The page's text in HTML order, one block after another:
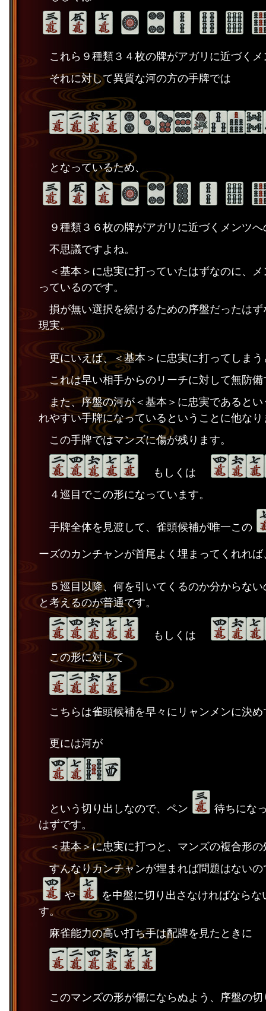
これら９種類３４枚の牌がアガリに近づく
それに対して異質な河の方の手牌では
となっているため、
９種類３６枚の牌がアガリに近づくメンツ
不思議ですよね。
＜基本＞に忠実に打っていたはずなのに、
っているのです。
損が無い選択を続けるための序盤だったは
現実。
更にいえば、＜基本＞に忠実に打ってしま
これは早い相手からのリーチに対して無防
また、序盤の河が＜基本＞に忠実であると
れやすい手牌になっているということに他なり
この手牌ではマンズに傷が残ります。
もしくは
４巡目でこの形になっています。
手牌全体を見渡して、雀頭候補が唯一この
ーズのカンチャンが首尾よく埋まってくれれば
５巡目以降、何を引いてくるのか分からな
と考えるのが普通です。
もしくは
この形に対して
こちらは雀頭候補を早々にリャンメンに決
更には河が
という切り出しなので、ペン
待ちにな
はずです。
＜基本＞に忠実に打つと、マンズの複合形
すんなりカンチャンが埋まれば問題はない
や
を中盤に切り出さなければなら
す。
麻雀能力の高い打ち手は配牌を見たときに
このマンズの形が傷にならぬよう、序盤の